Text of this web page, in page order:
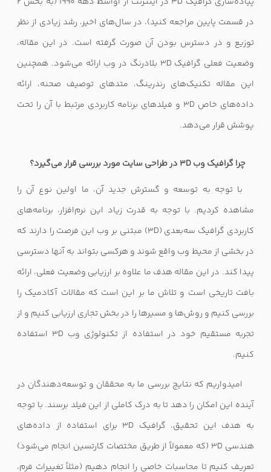
در قسمت پایین مراجعه کنید)، در سال‌های اخیر، رشد زیادی از نظر
توزیع و در دسترس بودن آن صورت گرفته است. در این مقاله،
وضعیت فعلی گرافیک 3D بلادرنگ در وب ارائه می‌شود. همچنین
این مقاله تکنیک‌های رندرینگ، متدهای توصیف صحنه، ارائه
داده‌های خاص 3D و فیلدهای برنامه کاربردی مرتبط با آن را تحت
پوشش قرار می‌دهد.
چرا گرافیک وب3D در طراحی سایت مورد بررسی قرار می‌گیرد؟
با توجه به توسعه و گسترش جدید آن، ما اولین نوع آن را
مشاهده کردیم. با توجه به قدرت زیاد این نرم‌افزار، برنامه‌های
کاربردی گرافیک سه‌بعدی (3D) مبتنی بر وب این فرصت را دارند که
در بخشی از محیط وب واقع شوند و هرکسی بتواند به آنها دسترسی
پیدا کند. در این مقاله هدف ما علاوه بر ارزیابی وضعیت فعلی، ارائه
بافت تاریخی است و تلاش ما بر این است که مقالات آکادمیک را
بررسی کنیم و روش‌ها و مسیرها را در بخش تجاری ارزیابی کنیم و از
تجربه مستقیم خود در استفاده از تکنولوژی وب 3D استفاده
کنیم.
امیدواریم که نتایج بررسی ما به محققان و توسعه‌دهندگان در
آینده این امکان را دهد تا به درک کاملی از این فیلد برسند. با توجه
به هدف این تحقیق، گرافیک 3D برای استفاده از داده‌های
هندسی 3D (که معمولاً از طریق مختصات کارتسین انجام می‌شود)
تعریف کنیم تا محاسبات خاصی را انجام دهیم (مثلاً تغییرات فرم،